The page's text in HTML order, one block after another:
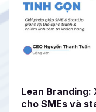
Lean Branding:
cho SMEs và